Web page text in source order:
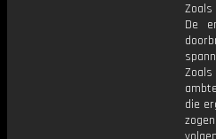
De
die